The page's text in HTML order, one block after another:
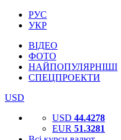
РУС
УКР
ВІДЕО
ФОТО
НАЙПОПУЛЯРНІШІ
СПЕЦПРОЕКТИ
USD
USD 44.4278
EUR 51.3281